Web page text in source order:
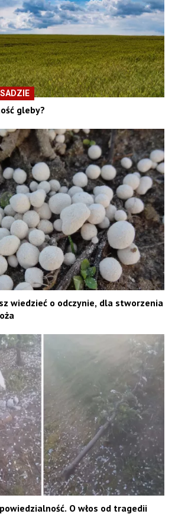
gleby?
wiedzieć o odczynie, dla stworzenia
O włos od tragedii